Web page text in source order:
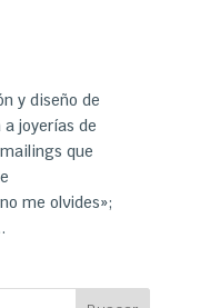
y diseño de
joyerías de
que
me olvides»;